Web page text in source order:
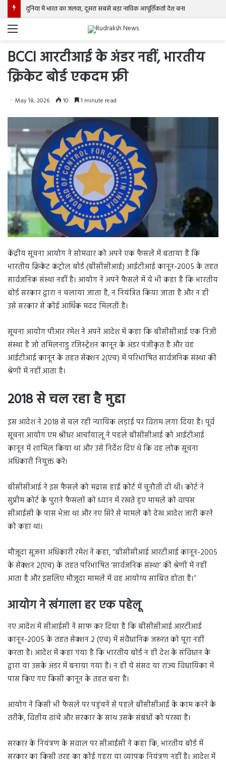
दुनिया में भारत का जलवा, दूसरा सबसे बड़ा नाविक आपूर्तिकर्ता देश बना
Menu
BCCI आरटीआई के अंडर नहीं, भारतीय
क्रिकेट बोर्ड एकदम फ्री
May 18, 2026 10 1 minute read
केंद्रीय सूचना आयोग ने सोमवार को अपने एक फैसले में बताया है कि
भारतीय क्रिकेट कंट्रोल बोर्ड (बीसीसीआई) आईटीआई कानून-2005 के तहत
सार्वजनिक संस्था नहीं है। आयोग ने अपने फैसले में ये भी कहा है कि भारतीय
बोर्ड सरकार द्वारा न चलाया जाता है, न नियंत्रित किया जाता है और न ही
उसे सरकार से कोई आर्थिक मदद मिलती है।
सूचना आयोग पीआर रमेश ने अपने आदेश में कहा कि बीसीसीआई एक निजी
संस्था है जो तमिलनाडु रजिस्ट्रेशन कानून के अंडर पंजीकृत है और वह
आईटीआई कानून के तहत सेक्शन 2(एच) में परिभाषित सार्वजनिक संस्था की
श्रेणी में नहीं आता है।
2018 से चल रहा है मुद्दा
इस आदेश ने 2018 से चल रही न्यायिक लड़ाई पर विराम लगा दिया है। पूर्व
सूचना आयोग एम श्रीधर आर्चायालू ने पहले बीसीसीआई को आईटीआई
कानून में शामिल किया था और उसे निर्देश दिए थे कि वह लोक सूचना
अधिकारी नियुक्त करे।
बीसीसीआई ने इस फैसले को मद्रास हाई कोर्ट में चुनौती दी थी। कोर्ट ने
सुप्रीम कोर्ट के पुराने फैसलों को ध्यान में रखते हुए मामले को वापस
सीआईसी के पास भेजा था और नए सिरे से मामले को देख आदेश जारी करने
को कहा था।
मौजूदा सूजना अधिकारी रमेश ने कहा, “बीसीसीआई आरटीआई कानून-2005
के सेक्शन 2(एच) के तहत परिभाषित ‘सार्वजनिक संस्था’ की श्रेणी में नहीं
आता है और इसलिए मौजूदा मामले में वह आयोग्य साबित होता है।”
आयोग ने खंगाला हर एक पहेलू
नए आदेश में सीआईसी ने साफ कर दिया है कि बीसीसीआई आरटीआई
कानून-2005 के तहत सेक्शन 2 (एच) में संवैधानिक जरूरत को पूरा नहीं
करता है। आदेश में कहा गया है कि भारतीय बोर्ड न ही देश के संविधान के
द्वारा या उसके अंडर में बनाया गया है। न ही ये संसद या राज्य विधायिका में
पास किए गए किसी कानून के तहत बना है।
आयोग ने किसी भी फैसले पर पहुंचने से पहले बीसीसीआई के काम करने के
तरीके, वित्तीय ढांचे और सरकार के साथ उसके संबंधों को परखा है।
सरकार के नियंत्रण के सवाल पर सीआईसी ने कहा कि, भारतीय बोर्ड में
सरकार का किसी तरह का कोई गहरा या व्यापक नियंत्रण नहीं है। आदेश में